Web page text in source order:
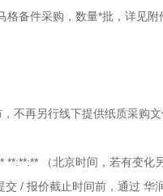
格备件采购，数量*批，详见附
，不再另行线下提供纸质采购
**:**:**
（北京时间，若有变化
交 / 报价截止时间前，通过 华